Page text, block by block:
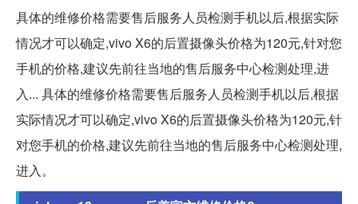
具体的维修价格需要售后服务人员检测手机以后,根据实际
情况才可以确定,vivo X6的后置摄像头价格为120元,针对您
手机的价格,建议先前往当地的售后服务中心检测处理,进
入... 具体的维修价格需要售后服务人员检测手机以后,根据
实际情况才可以确定,vivo X6的后置摄像头价格为120元,针
对您手机的价格,建议先前往当地的售后服务中心检测处理,
进入。